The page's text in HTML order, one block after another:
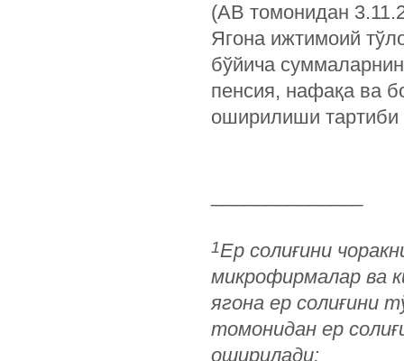
(АВ томонидан
Ягона ижтимоий
бўйича
пенсия, нафақа ва
оширилиши тартиби
1Ер солиғини
микрофирмалар ва
ягона ер солиғини
томонидан ер
оширилади: